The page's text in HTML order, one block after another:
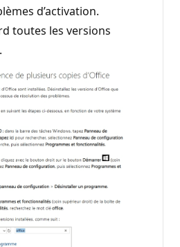
d’activation.
toutes les versions